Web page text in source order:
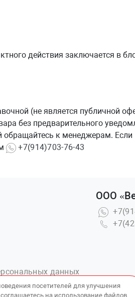
действия заключается в
(не является публичной
без предварительного
обращайтесь к менеджерам.
+7(914)703-76-43
данных
ООО
посетителей для улучшения
на использование файлов